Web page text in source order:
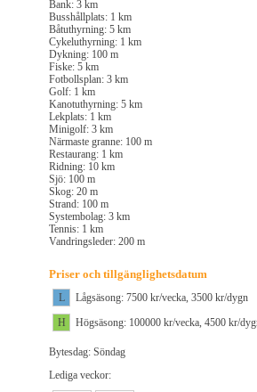
Bank: 3 km
Busshållplats: 1 km
Båtuthyrning: 5 km
Cykeluthyrning: 1 km
Dykning: 100 m
Fiske: 5 km
Fotbollsplan: 3 km
Golf: 1 km
Kanotuthyrning: 5 km
Lekplats: 1 km
Minigolf: 3 km
Närmaste granne: 100 m
Restaurang: 1 km
Ridning: 10 km
Sjö: 100 m
Skog: 20 m
Strand: 100 m
Systembolag: 3 km
Tennis: 1 km
Vandringsleder: 200 m
Priser och tillgänglighetsdatum
L
Lågsäsong: 7500 kr/vecka, 3500 kr/dygn
H
Högsäsong: 100000 kr/vecka, 4500 kr/
Bytesdag: Söndag
Lediga veckor: